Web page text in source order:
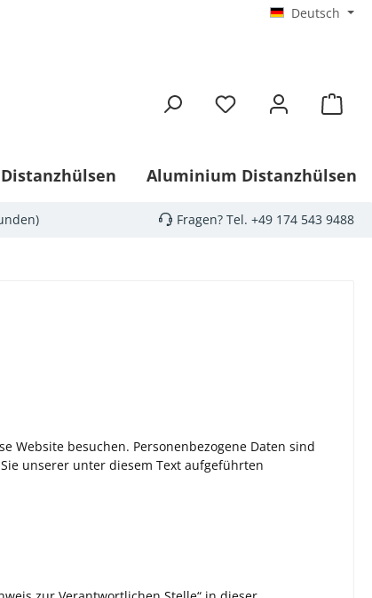
Deutsch
Aluminium Distanzhülsen
Fragen? Tel. +49 174 543 9488
Website besuchen. Personenbezogene Daten sind
unserer unter diesem Text aufgeführten